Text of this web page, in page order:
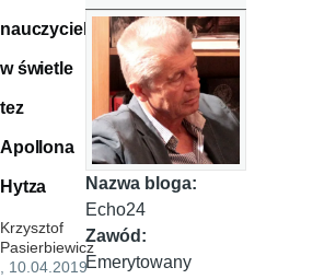
nauczycieli
w świetle
tez
Apollona
Hytza
Krzysztof
Pasierbiewicz
, 10.04.2019
Nazwa bloga:
Echo24
Zawód:
Emerytowany